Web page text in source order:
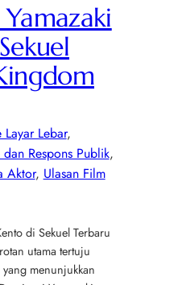
Lebar
Respons Publik
Aktor, Ulasan Film
di Sekuel Terbaru
utama tertuju
yang menunjukkan